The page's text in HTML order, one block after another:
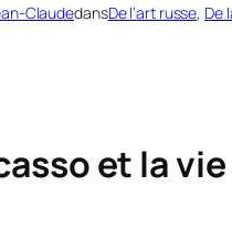
ClaudedansDe l’art russe, De
et la